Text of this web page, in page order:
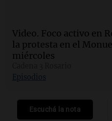
Video. Foco activo en
la protesta en el
miércoles
Episodios
Escuchá la nota